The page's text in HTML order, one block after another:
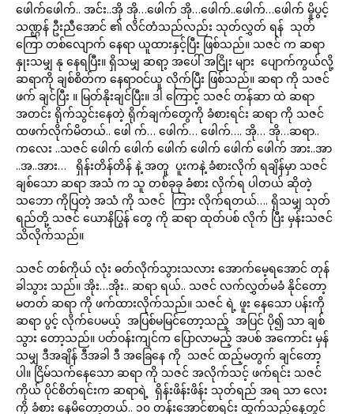
ဖေါက်ဖေါက်.. အင်း..အို အို…ဖေါက် အို…ဖေါက်..ဖေါက်…ဖေါက် မှိုပွင့်
သဏ္ဌန် ဦးညီအောင် ၏ လိင်တံသည်လည်း သုတ်လွှတ် ရန် သုတ်
ကြော တစ်လျောက် နေရာ ယူထားနှင့်ပြီး ဖြစ်သည်။ သဇင် က ဆရာ
နှုးသမျှ နု နေရပြီး။ ရှိသမျှ ဆရာ့ အပေါ် အငြိုး များ ပျောက်ကွယ်လို့
ဆရာကို ချစ်စိတ်က နေရာဝင်ယူ လိုက်ပြီး ဖြစ်သည်။ ဆရာ ကို သဇင်
ဖက် ချင်ပြီး ။ မြတ်နိုးချင်ပြီး။ ဒါ ကြောင့် သဇင် တန်ဆာ ထဲ ဆရာ
အတင်း ရိုက်သွင်းနေတဲ့ ရိုက်ချက်တွေကို ခံစားရင်း ဆရာ ကို သဇင်
ထဖက်လိုက်မိတယ်.. ဖေါ က်… ဖေါက်… ဖေါက်…. အို… အို…ဆရာ..
ကလေး ..သဇင် ဖေါက် ဖေါက် ဖေါက် ဖေါက် ဖေါက် ဖေါက် အား..အာ
..အ..အား… ရှိန်းတိန်တိန် နဲ့ အတူ ပူးကနဲ့ ခံစားလိုက် ရချိန်မှာ သဇင်
ချစ်သော ဆရာ အသံ က သူ တစ်ခုခု ခံစား လိုက်ရ ပါတယ် ဆိုတဲ့
သဘော ကိုပြတဲ့ အသံ ကို သဇင် ကြား လိုက်ရတယ်…. ရှိသမျှ သုတ်
ရည်တို့ သဇင် ယောနိပြွန် တွေ ကို ဆရာ ထုတ်ပစ် လိုက် ပြီး မှန်းသဇင်
သိလိုက်သည်။
သဇင် တစ်ကိုယ် လုံး ဓတ်လိုက်သွားသလား အောက်မေ့ရအောင် တုန်
ခါသွား သည်။ အိုး…အိုး.. ဆရာ ရယ်.. သဇင် လက်လွှတ်မခံ နိုင်တော့
မတတ် ဆရာ ကို ဖက်ထားလိုက်သည်။ သဇင် ရဲ့ ဖူး နေသော ပန်းကို
ဆရာ ပွင့် လိုက်ပေမယ့် အပြစ်မမြင်တော့သည့် အပြင် ပို၍ သာ ချစ်
သွား တော့သည်။ ပတ်ဝန်းကျင်က ပြောလာမည့် အပစ် အကောင်း မှန်
သမျှ ဒီအချိန် ဒီအခါ ဒီ အခြေနေ ကို သဇင် ထည့်မတွက် ချင်တော့
ပါ။ ငြိမ်သက်နေသော ဆရာ ကို သဇင် အလိုက်သင့် ဖက်ရင်း သဇင်
ကိုယ် ပိုင်စိတ်ရင်းက ဆရာရဲ့ ရှိန်းဖိန်းဖိန်း သုတ်ရည် အရ သာ လေး
ကို ခံစား နေမိတော့တယ်.. ၁၀ တန်းအောင်စာရင်း ထွက်သည့်နေ့တွင်